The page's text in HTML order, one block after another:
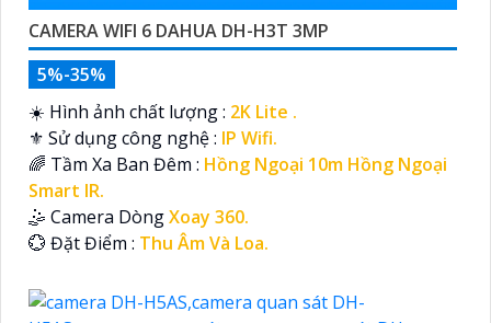
CAMERA WIFI 6 DAHUA DH-H3T 3MP
5%-35%
☀️ Hình ảnh chất lượng : 2K Lite .
⚜️ Sử dụng công nghệ : IP Wifi.
🌈 Tầm Xa Ban Đêm : Hồng Ngoại 10m Hồng Ngoại
Smart IR.
🤹 Camera DòngXoay 360.
️💮 Đặt Điểm : Thu Âm Và Loa.